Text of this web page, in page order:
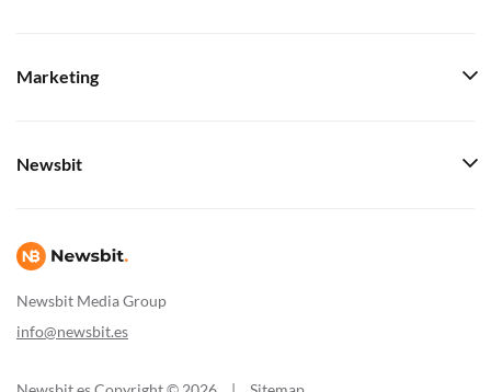
Newsbit Media Group
info@newsbit.es
Marketing
Newsbit